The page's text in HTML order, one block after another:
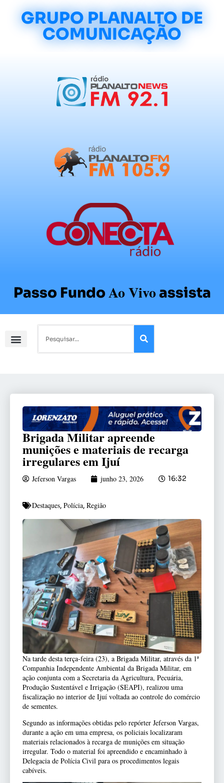
GRUPO PLANALTO DE
COMUNICAÇÃO
Passo FundoAo Vivoassista
Brigada Militar apreende
munições e materiais de recarga
irregulares em Ijuí
Jeferson Vargas junho 23, 2026 16:32
Destaques, Polícia, Região
Na tarde desta terça-feira (23), a Brigada Militar, através da 1ª
Companhia Independente Ambiental da Brigada Militar, em
ação conjunta com a Secretaria da Agricultura, Pecuária,
Produção Sustentável e Irrigação (SEAPI), realizou uma
fiscalização no interior de Ijuí voltada ao controle do comércio
de sementes.
Segundo as informações obtidas pelo repórter Jeferson Vargas,
durante a ação em uma empresa, os policiais localizaram
materiais relacionados à recarga de munições em situação
irregular. Todo o material foi apreendido e encaminhado à
Delegacia de Polícia Civil para os procedimentos legais
cabíveis.